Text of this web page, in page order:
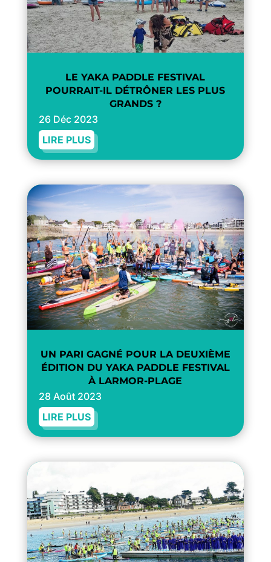
LE YAKA PADDLE FESTIVAL
POURRAIT-IL DÉTRÔNER LES PLUS
GRANDS ?
26 Déc 2023
LIRE PLUS
UN PARI GAGNÉ POUR LA DEUXIÈME
ÉDITION DU YAKA PADDLE FESTIVAL
À LARMOR-PLAGE
28 Août 2023
LIRE PLUS